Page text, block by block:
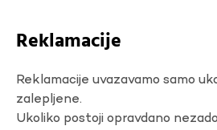
Reklamacije
Reklamacije uvazavamo samo
zalepljene.
Ukoliko postoji opravdano